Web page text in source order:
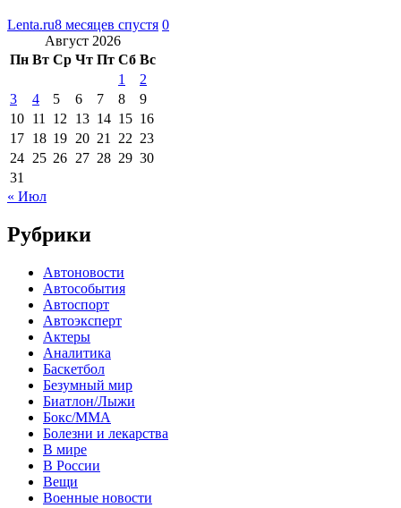
Lenta.ru8 месяцев спустя 0
Август 2026
Пн Вт Ср Чт Пт Сб Вс
1
2
3
4 5 6 7 8
9
10 11 12 13 14 15 16
17 18 19 20 21 22 23
24 25 26 27 28 29 30
31
« Июл
Рубрики
Автоновости
Автособытия
Автоспорт
Автоэксперт
Актеры
Аналитика
Баскетбол
Безумный мир
Биатлон/Лыжи
Бокс/MMA
Болезни и лекарства
В мире
В России
Вещи
Военные новости